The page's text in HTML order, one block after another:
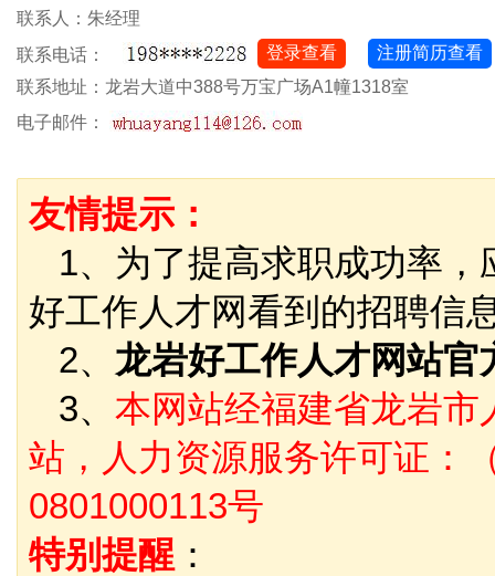
联系人：朱经理
联系电话：
登录查看
注册简历查看
联系地址：龙岩大道中388号万宝广场A1幢1318室
电子邮件：
友情提示：
1、为了提高求职成功率，
好工作人才网看到的招聘信
2、 龙岩好工作人才网站
3、 本网站经福建省龙岩
站，人力资源服务许可证：
0801000113号
特别提醒 ：